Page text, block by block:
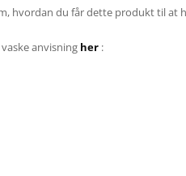
hvordan du får dette produkt til at
anvisning her :